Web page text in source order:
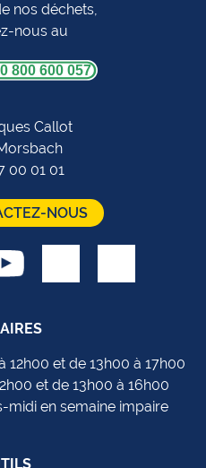
nos déchets,
nous au
0 800 600 057
Callot
00 01 01
NOUS
12h00 et de 13h00 à 17h00
et de 13h00 à 16h00
midi en semaine impaire